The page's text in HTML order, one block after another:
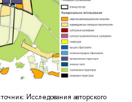
Исследования авторского